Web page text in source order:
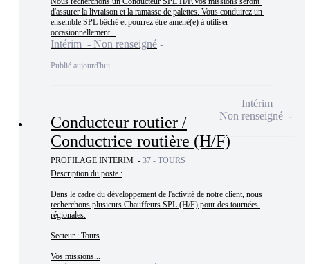
d'assurer la livraison et la ramasse de palettes. Vous conduirez un
ensemble SPL bâché et pourrez être amené(e) à utiliser
occasionnellement...
Intérim - Non renseigné
Publié aujourd'hui
Conducteur routier /
Conductrice routière (H/F)
PROFILAGE INTERIM - 37 - TOURS
Description du poste :
Dans le cadre du développement de l'activité de notre client, nous
recherchons plusieurs Chauffeurs SPL (H/F) pour des tournées
régionales.
Secteur : Tours
Vos missions...
Intérim
Non renseigné